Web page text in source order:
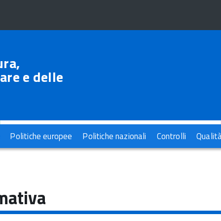
e delle
Politiche europee Politiche nazionali Controlli